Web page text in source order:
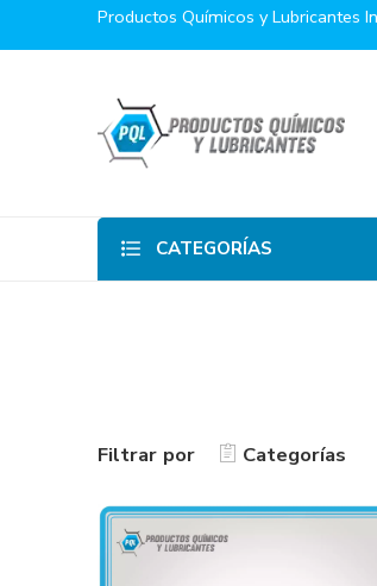
Productos Químicos y Lubricantes
CATEGORÍAS
Filtrar por Categorías